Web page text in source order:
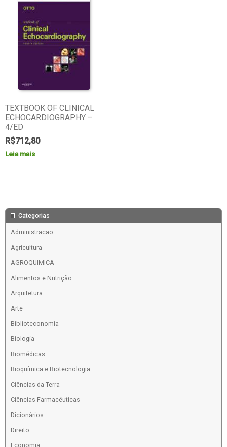
TEXTBOOK OF CLINICAL
ECHOCARDIOGRAPHY –
4/ED
R$712,80
Leia mais
Categorias
Administracao
Agricultura
AGROQUIMICA
Alimentos e Nutrição
Arquitetura
Arte
Biblioteconomia
Biologia
Biomédicas
Bioquímica e Biotecnologia
Ciências da Terra
Ciências Farmacêuticas
Dicionários
Direito
Economia